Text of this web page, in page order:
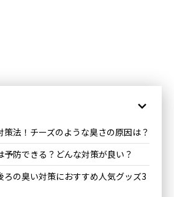
法！チーズのような臭さの原因は？
予防できる？どんな対策が良い？
ろの臭い対策におすすめ人気グッズ3